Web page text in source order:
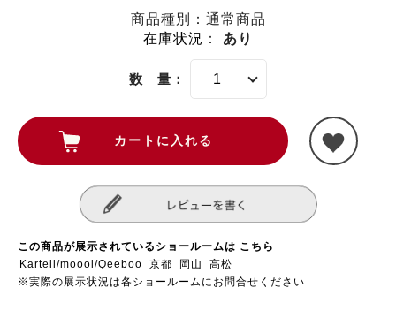
商品種別：通常商品
在庫状況 ： あり
数 量：
この商品が展示されているショールームは こちら
Kartell/moooi/Qeeboo
京都 岡山
高松
※実際の展示状況は各ショールームにお問合せください